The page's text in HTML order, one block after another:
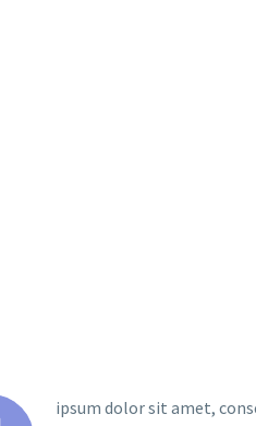
ipsum dolor sit amet,